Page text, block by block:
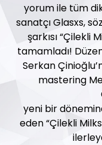
yorum ile tüm
sanatçı Glasxs,
şarkısı “Çilekli
tamamladı!
Serkan
mastering
yeni bir
eden “Çilekli